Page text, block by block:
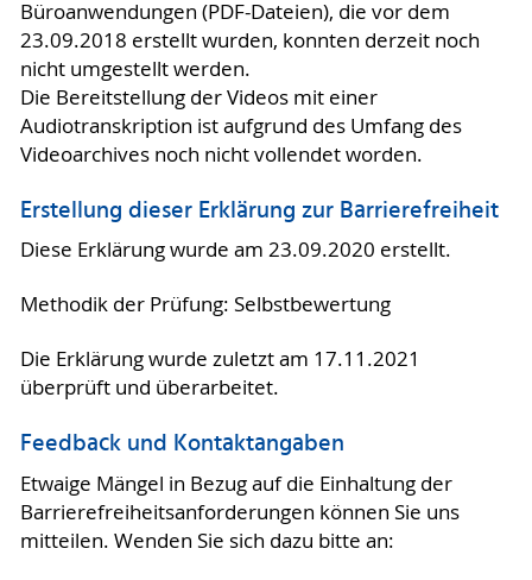
Büroanwendungen (PDF-Dateien), die vor dem
23.09.2018 erstellt wurden, konnten derzeit noch
nicht umgestellt werden.
Die Bereitstellung der Videos mit einer
Audiotranskription ist aufgrund des Umfang des
Videoarchives noch nicht vollendet worden.
Erstellung dieser Erklärung zur Barrierefreiheit
Diese Erklärung wurde am 23.09.2020 erstellt.
Methodik der Prüfung: Selbstbewertung
Die Erklärung wurde zuletzt am 17.11.2021
überprüft und überarbeitet.
Feedback und Kontaktangaben
Etwaige Mängel in Bezug auf die Einhaltung der
Barrierefreiheitsanforderungen können Sie uns
mitteilen. Wenden Sie sich dazu bitte an: